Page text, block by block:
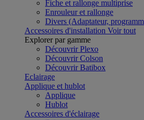
Fiche et rallonge multiprise
Enrouleur et rallonge
Divers (Adaptateur,
Accessoires d'installation Voir tout
Explorer par gamme
Découvrir Plexo
Découvrir Colson
Découvrir Batibox
Eclairage
Applique et hublot
Applique
Hublot
Accessoires d'éclairage